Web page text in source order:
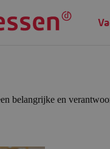
belangrijke en